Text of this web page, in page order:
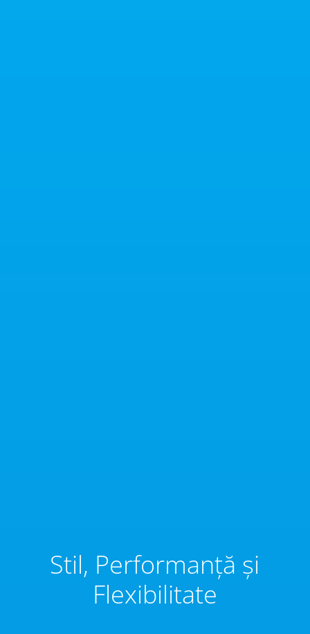
Stil, Performanță și
Flexibilitate